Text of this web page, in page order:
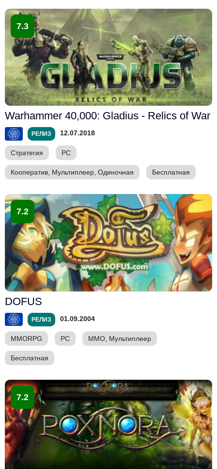
7.3
Warhammer 40,000: Gladius - Relics of War
РЕЛИЗ 12.07.2018
Стратегия PC
Кооператив, Мультиплеер, Одиночная Бесплатная
7.2
DOFUS
РЕЛИЗ 01.09.2004
MMORPG PC ММО, Мультиплеер
Бесплатная
7.2